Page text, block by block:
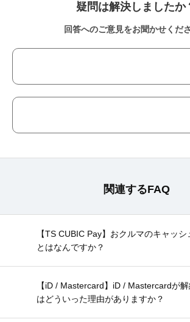
疑問は解決しましたか
回答へのご意見をお聞かせくださ
関連するFAQ
【TS CUBIC Pay】おクルマのキャッ
とはなんですか？
【iD / Mastercard】iD / Mastercardが
はどういった理由がありますか？